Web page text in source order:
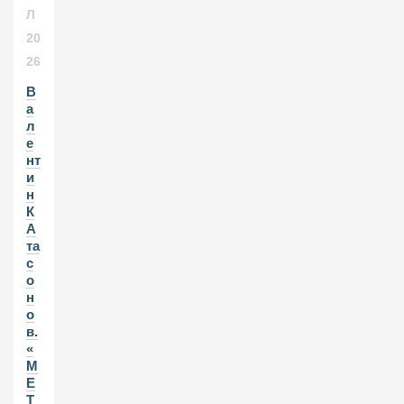
Л
20
26
В
а
л
е
нт
и
н
К
А
та
с
о
н
о
в.
«
М
Е
Т